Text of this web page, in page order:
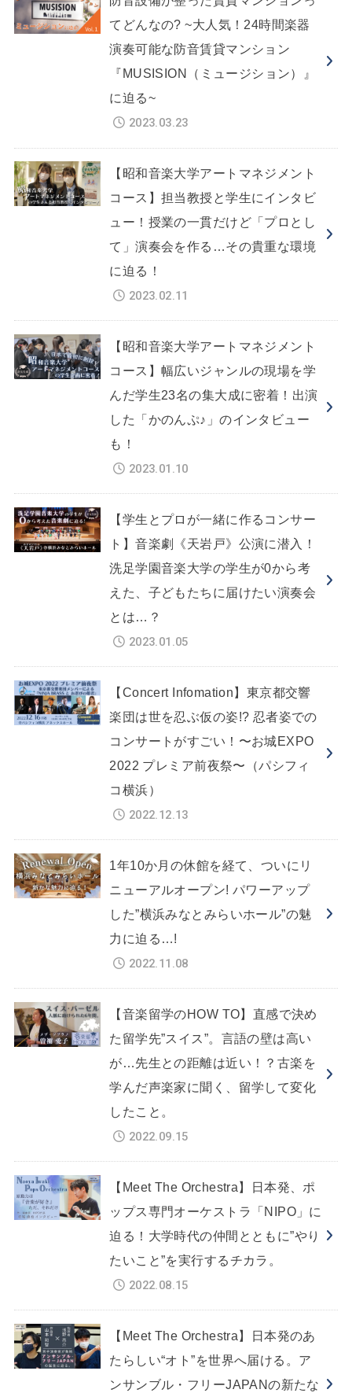
てどんなの? ~大人気！24時間楽器
演奏可能な防音賃貸マンション
『MUSISION（ミュージション）』
に迫る~
2023.03.23
【昭和音楽大学アートマネジメント
コース】担当教授と学生にインタビ
ュー！授業の一貫だけど「プロとし
て」演奏会を作る…その貴重な環境
に迫る！
2023.02.11
【昭和音楽大学アートマネジメント
コース】幅広いジャンルの現場を学
んだ学生23名の集大成に密着！出演
した「かのんぷ♪」のインタビュー
も！
2023.01.10
【学生とプロが一緒に作るコンサー
ト】音楽劇《天岩戸》公演に潜入！
洗足学園音楽大学の学生が0から考
えた、子どもたちに届けたい演奏会
とは…？
2023.01.05
【Concert Infomation】東京都交響
楽団は世を忍ぶ仮の姿!? 忍者姿での
コンサートがすごい！〜お城EXPO
2022 プレミア前夜祭〜（パシフィ
コ横浜）
2022.12.13
1年10か月の休館を経て、ついにリ
ニューアルオープン! パワーアップ
した”横浜みなとみらいホール”の魅
力に迫る…!
2022.11.08
【音楽留学のHOW TO】直感で決め
た留学先”スイス”。言語の壁は高い
が…先生との距離は近い！？古楽を
学んだ声楽家に聞く、留学して変化
したこと。
2022.09.15
【Meet The Orchestra】日本発、ポ
ップス専門オーケストラ「NIPO」に
迫る！大学時代の仲間とともに”やり
たいこと”を実行するチカラ。
2022.08.15
【Meet The Orchestra】日本発のあ
たらしい“オト”を世界へ届ける。ア
ンサンブル・フリーJAPANの新たな